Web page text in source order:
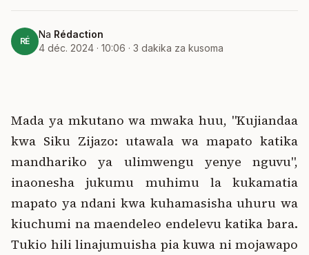
RÉ
Na Rédaction
4 déc. 2024 · 10:06 · 3 dakika za kusoma
Mada ya mkutano wa mwaka huu, "Kujiandaa
kwa Siku Zijazo: utawala wa mapato katika
mandhariko ya ulimwengu yenye nguvu",
inaonesha jukumu muhimu la kukamatia
mapato ya ndani kwa kuhamasisha uhuru wa
kiuchumi na maendeleo endelevu katika bara.
Tukio hili linajumuisha pia kuwa ni mojawapo